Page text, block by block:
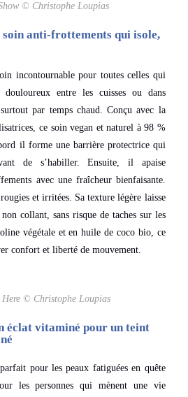
© Christophe Loupias
anti-frottements qui isole,
incontournable pour toutes celles qui
entre les cuisses ou dans
surtout par temps chaud. Conçu avec la
ce soin vegan et naturel à 98 %
il forme une barrière protectrice qui
de s’habiller. Ensuite, il apaise
avec une fraîcheur bienfaisante.
et irritées. Sa texture légère laisse
collant, sans risque de taches sur les
végétale et en huile de coco bio, ce
confort et liberté de mouvement.
© Christophe Loupias
éclat vitaminé pour un teint
pour les peaux fatiguées en quête
les personnes qui mènent une vie